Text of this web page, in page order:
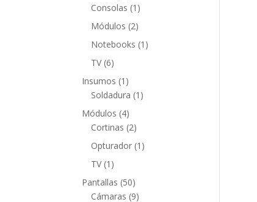
productos
Consolas 1 1
producto
Módulos 22
productos
Notebooks 1 1
TV 66
productos
Insumos 1 1
producto
Soldadura 1 1
Módulos 44
productos
Cortinas 22
productos
Opturador 1 1
TV 1 1
producto
Pantallas 5050
productos
Cámaras 99